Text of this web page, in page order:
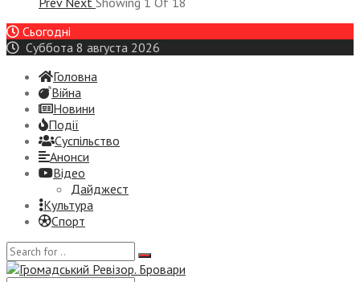
Сьогодні
Суббота 8 августа 2026
Головна
Війна
Новини
Події
Суспiльство
Анонси
Відео
Дайджест
Культура
Спорт